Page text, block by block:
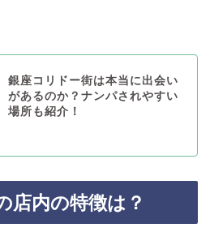
銀座コリドー街は本当に出会い
があるのか？ナンパされやすい
場所も紹介！
店内の特徴は？